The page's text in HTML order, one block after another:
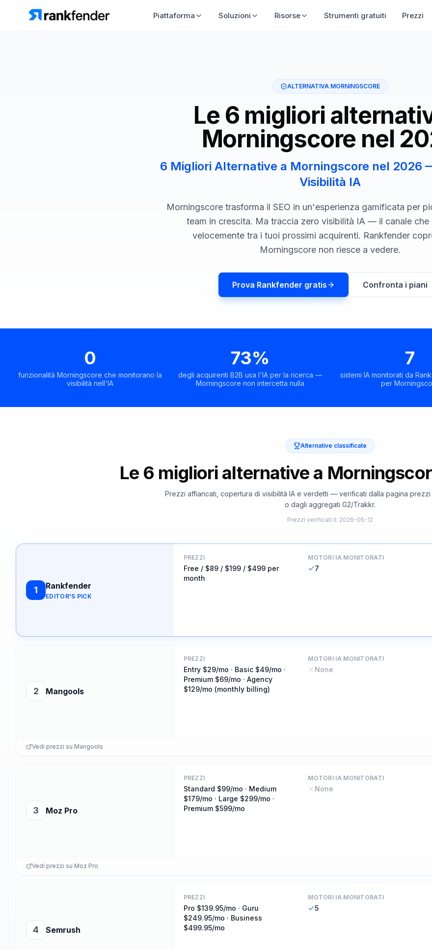
Piattaforma Soluzioni Risorse Strumenti gratuiti Prezzi
ALTERNATIVA MORNINGSCORE
Le 6 migliori
Morningscore nel
6 Migliori Alternative a Morningscore nel 2026
Visibilità IA
Morningscore trasforma il SEO in un'esperienza gamificata per
team in crescita. Ma traccia zero visibilità IA — il canale che
velocemente tra i tuoi prossimi acquirenti. Rankfender
Morningscore non riesce a vedere.
Prova Rankfender gratis Confronta i piani
0
funzionalità Morningscore che monitorano la
visibilità nell'IA
73%
degli acquirenti B2B usa l'IA per la ricerca —
Morningscore non intercetta nulla
7
sistemi IA monitorati da
per
Alternative classificate
Le 6 migliori alternative a
Prezzi affiancati, copertura di visibilità IA e verdetti — verificati dalla pagina
o dagli aggregati G2/Trakkr.
Prezzi verificati il: 2026-05-12
1 Rankfender
EDITOR'S PICK
PREZZI
Free / $89 / $199 / $499 per
month
MOTORI IA MONITORATI
7
2 Mangools
PREZZI
Entry $29/mo · Basic $49/mo ·
Premium $69/mo · Agency
$129/mo (monthly billing)
MOTORI IA MONITORATI
None
Vedi prezzi su Mangools
3 Moz Pro
PREZZI
Standard $99/mo · Medium
$179/mo · Large $299/mo ·
Premium $599/mo
MOTORI IA MONITORATI
None
Vedi prezzi su Moz Pro
4 Semrush
PREZZI
Pro $139.95/mo · Guru
$249.95/mo · Business
$499.95/mo
MOTORI IA MONITORATI
5